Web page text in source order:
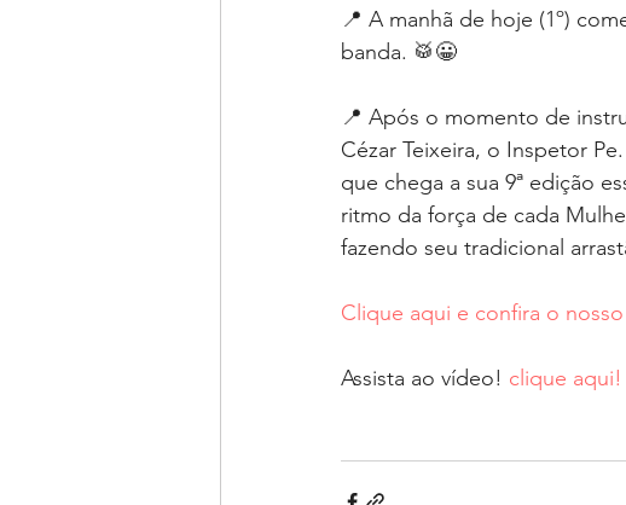
📍 A manhã de hoje (1º)
banda. 🥁😀
📍 Após o momento de
Cézar Teixeira, o Inspetor
que chega a sua 9ª edição
ritmo da força de cada
fazendo seu tradicional
Clique aqui e confira o
Assista ao vídeo! clique aqui!